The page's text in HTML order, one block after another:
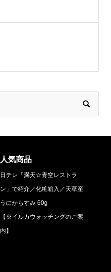
人気商品
日テレ「満天☆青空レストラ
ン」で紹介／化粧箱入／天草産
うにからすみ 60g
【※イルカウォッチングのご案
内】